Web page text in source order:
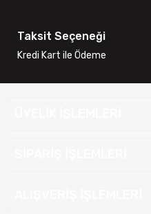
Taksit Seçeneği
Kredi Kart ile Ödeme